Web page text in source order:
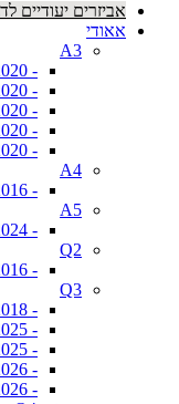
אביזרים יעודיים
אאודי
A3
- 2013-2020 (3 דלתות)
- 2013-2020 (סדאן)
- 2013-2020 (ספורטבק)
- 2020+ (סדאן)
- 2020+ (ספורטבק)
A4
- 2016+
A5
- 2024+
Q2
- 2016+
Q3
- 2011-2018
- 2019-2025
- 2019-2025 (ספורטבק)
- 2026+
- 2026+ (ספורטבק)